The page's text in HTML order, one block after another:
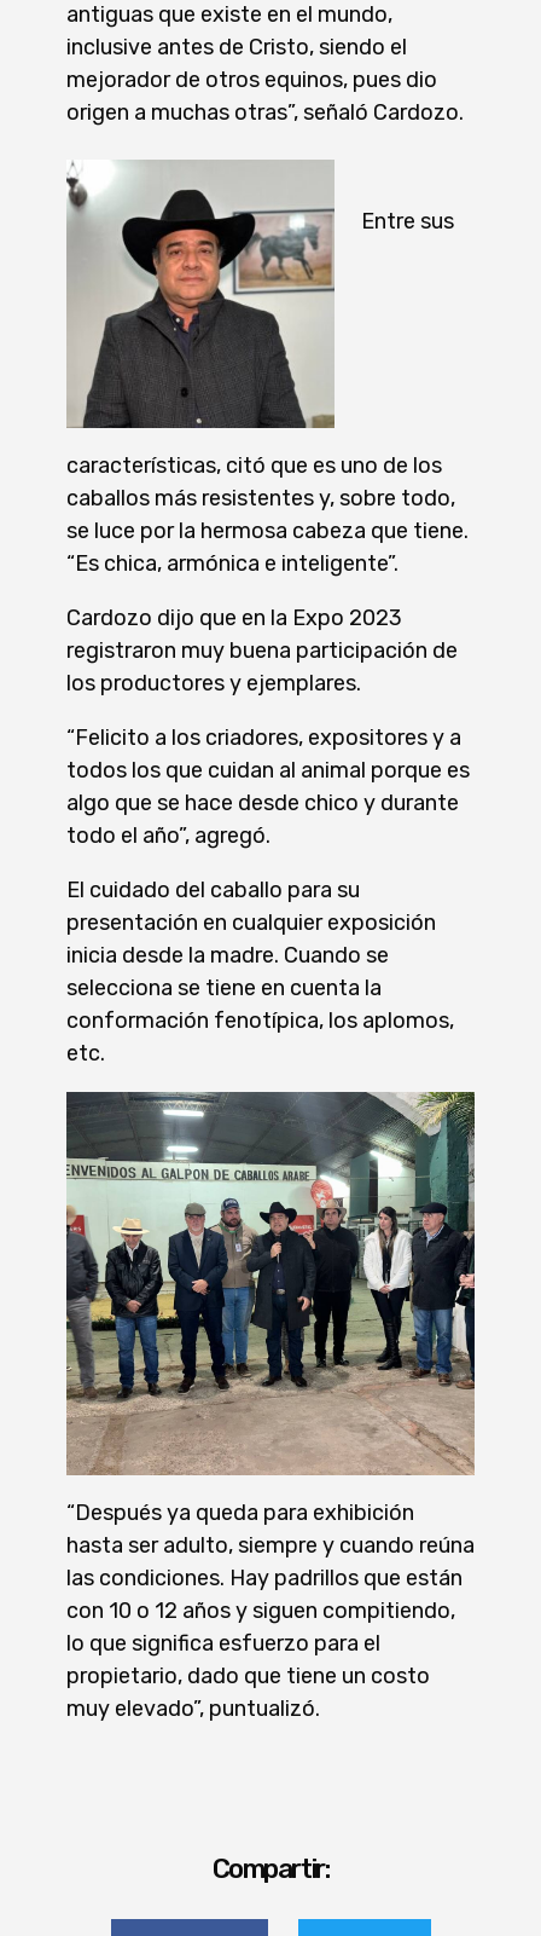
antiguas que existe en el mundo,
inclusive antes de Cristo, siendo el
mejorador de otros equinos, pues dio
origen a muchas otras”, señaló Cardozo.
Entre sus
características, citó que es uno de los
caballos más resistentes y, sobre todo,
se luce por la hermosa cabeza que tiene.
“Es chica, armónica e inteligente”.
Cardozo dijo que en la Expo 2023
registraron muy buena participación de
los productores y ejemplares.
“Felicito a los criadores, expositores y a
todos los que cuidan al animal porque es
algo que se hace desde chico y durante
todo el año”, agregó.
El cuidado del caballo para su
presentación en cualquier exposición
inicia desde la madre. Cuando se
selecciona se tiene en cuenta la
conformación fenotípica, los aplomos,
etc.
“Después ya queda para exhibición
hasta ser adulto, siempre y cuando reúna
las condiciones. Hay padrillos que están
con 10 o 12 años y siguen compitiendo,
lo que significa esfuerzo para el
propietario, dado que tiene un costo
muy elevado”, puntualizó.
Compartir: